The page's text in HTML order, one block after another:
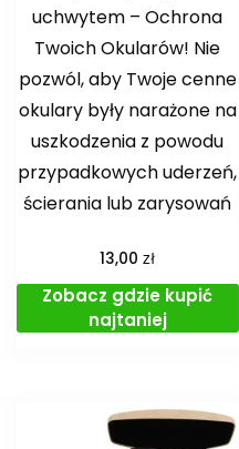
uchwytem – Ochrona
Twoich Okularów! Nie
pozwól, aby Twoje cenne
okulary były narażone na
uszkodzenia z powodu
przypadkowych uderzeń,
ścierania lub zarysowań
13,00zł
Zobacz gdzie kupić
najtaniej